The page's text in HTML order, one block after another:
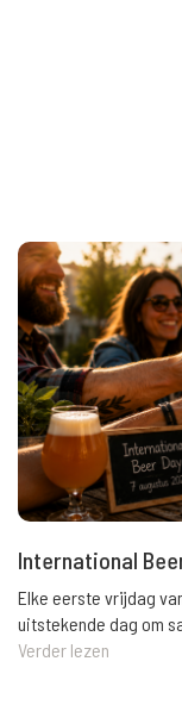
International
Elke eerste vrijdag
uitstekende dag om
Verder lezen